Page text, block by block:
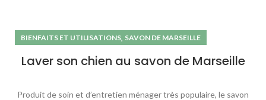
BIENFAITS ET UTILISATIONS, SAVON DE MARSEILLE
Laver son chien au savon de Marseille
Produit de soin et d’entretien ménager très populaire, le savon